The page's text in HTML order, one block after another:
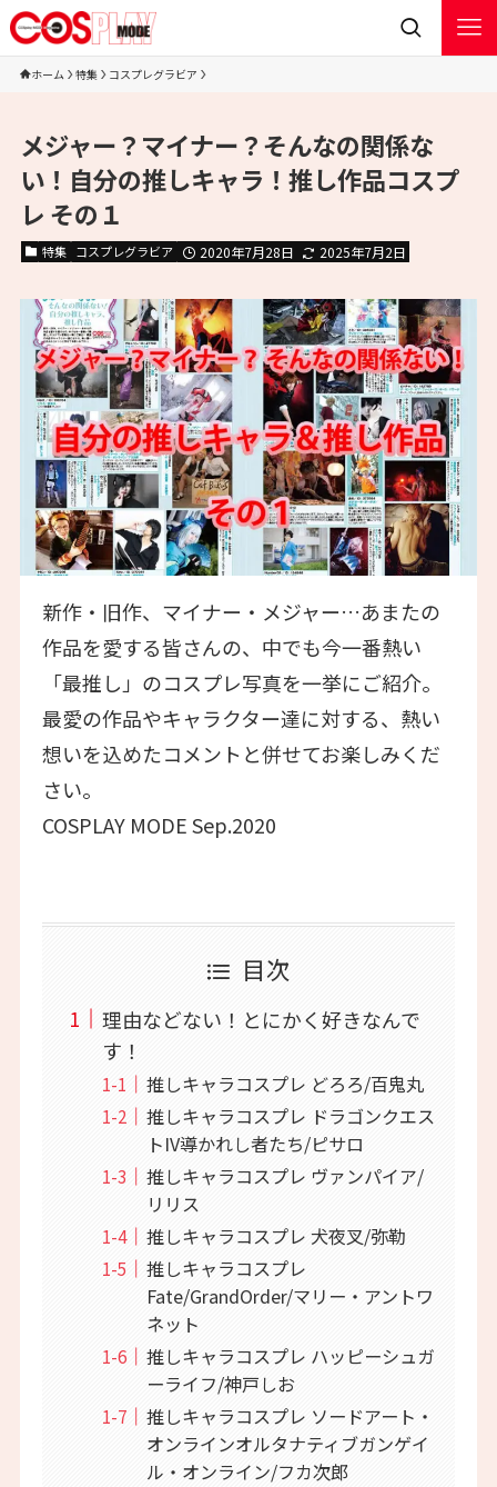
ホーム 特集 コスプレグラビア
メジャー？マイナー？そんなの関係な
い！自分の推しキャラ！推し作品コスプ
レ その１
特集 コスプレグラビア 2020年7月28日 2025年7月2日
新作・旧作、マイナー・メジャー…あまたの
作品を愛する皆さんの、中でも今一番熱い
「最推し」のコスプレ写真を一挙にご紹介。
最愛の作品やキャラクター達に対する、熱い
想いを込めたコメントと併せてお楽しみくだ
さい。
COSPLAY MODE Sep.2020
目次
理由などない！とにかく好きなんで
す！
推しキャラコスプレ どろろ/百鬼丸
推しキャラコスプレ ドラゴンクエス
トIV導かれし者たち/ピサロ
推しキャラコスプレ ヴァンパイア/
リリス
推しキャラコスプレ 犬夜叉/弥勒
推しキャラコスプレ
Fate/GrandOrder/マリー・アントワ
ネット
推しキャラコスプレ ハッピーシュガ
ーライフ/神戸しお
推しキャラコスプレ ソードアート・
オンラインオルタナティブガンゲイ
ル・オンライン/フカ次郎